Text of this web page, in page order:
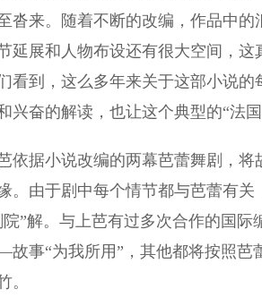
沓来。随着不断的改编，作品中
延展和人物布设还有很大空间，
看到，这么多年来关于这部小说
兴奋的解读，也让这个典型的“法
据小说改编的两幕芭蕾舞剧，将
。由于剧中每个情节都与芭蕾有
院”解。与上芭有过多次合作的国
事“为我所用”，其他都将按照芭
。